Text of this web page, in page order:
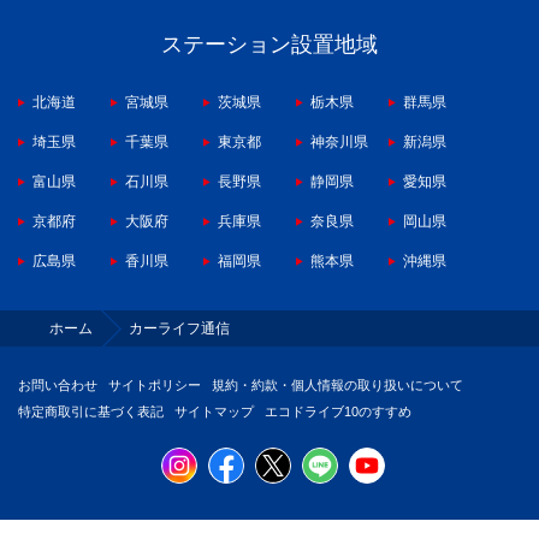
ステーション設置地域
北海道 宮城県 茨城県 栃木県 群馬県
埼玉県 千葉県 東京都 神奈川県 新潟県
富山県 石川県 長野県 静岡県 愛知県
京都府 大阪府 兵庫県 奈良県 岡山県
広島県 香川県 福岡県 熊本県 沖縄県
ホーム カーライフ通信
お問い合わせ サイトポリシー
規約・約款・個人情報の取り扱いについて
特定商取引に基づく表記
サイトマップ エコドライブ10のすすめ